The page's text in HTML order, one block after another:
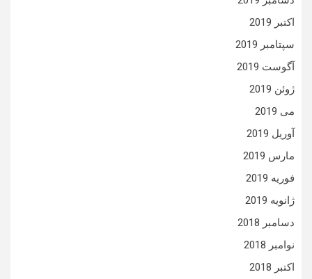
اکتبر 2019
سپتامبر 2019
آگوست 2019
ژوئن 2019
می 2019
آوریل 2019
مارس 2019
فوریه 2019
ژانویه 2019
دسامبر 2018
نوامبر 2018
اکتبر 2018